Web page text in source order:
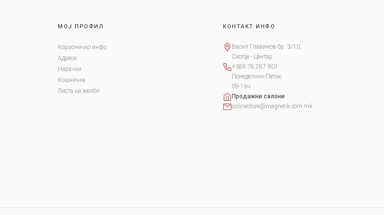
МОЈ ПРОФИЛ
Корисничко инфо
Адреси
Нарачки
Кошничка
Листа на желби
КОНТАКТ ИНФО
Васил Главинов бр. 3/10,
Скопје - Центар
+389 78 287 901
Понеделник-Петок
09-16ч
Продажни салони
onlinestore@magnetik.com.mk